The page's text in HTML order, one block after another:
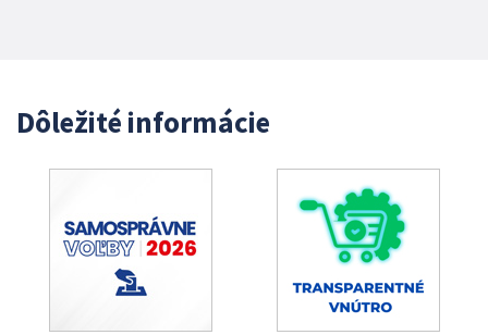
Dôležité informácie